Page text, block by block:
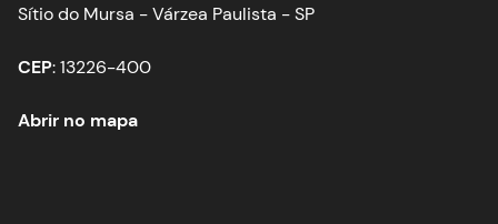
Sítio do Mursa - Várzea Paulista - SP
CEP: 13226-400
Abrir no mapa